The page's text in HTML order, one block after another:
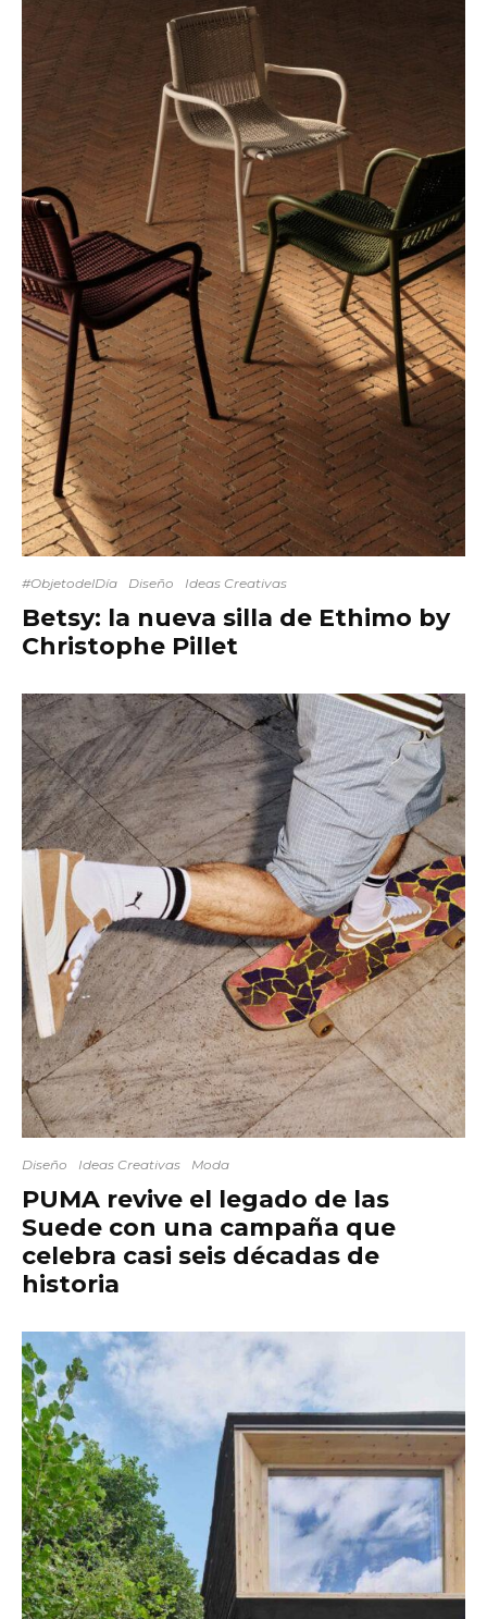
#ObjetodelDía Diseño Ideas Creativas
Betsy: la nueva silla de Ethimo by
Christophe Pillet
Diseño Ideas Creativas Moda
PUMA revive el legado de las
Suede con una campaña que
celebra casi seis décadas de
historia